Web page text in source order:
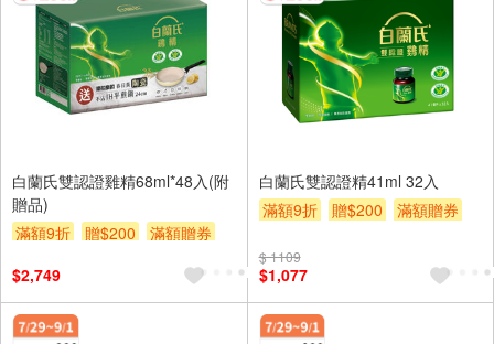
白蘭氏雙認證雞精68ml*48入(附
贈品)
滿額9折
贈$200
滿額贈券
$2,749
白蘭氏雙認證精41ml 32入
滿額9折
贈$200 滿額贈券
$ 1109
$1,077